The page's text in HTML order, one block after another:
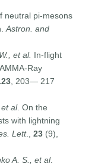
neutral pi-mesons
Astron. and
et al. In-flight
Ray
, 203— 217
al. On the
with lightning
Lett.,23 (9),
A. S., et al.